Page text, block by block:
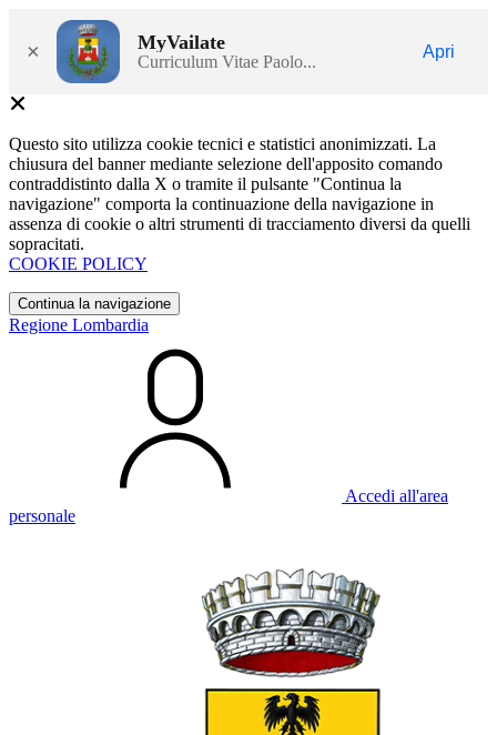
× MyVailate
Curriculum Vitae Paolo...
Apri
Questo sito utilizza cookie tecnici e statistici anonimizzati. La
chiusura del banner mediante selezione dell'apposito comando
contraddistinto dalla X o tramite il pulsante "Continua la
navigazione" comporta la continuazione della navigazione in
assenza di cookie o altri strumenti di tracciamento diversi da quelli
sopracitati.
COOKIE POLICY
Continua la navigazione
Regione Lombardia
Accedi all'area
personale